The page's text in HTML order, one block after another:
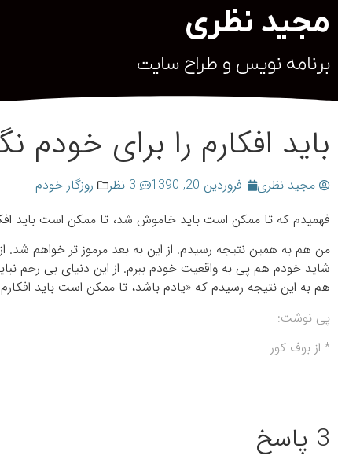
مجید نظری
برنامه نویس و طراح سایت
باید افکارم را برای خودم
مجید نظری فروردین 20, 1390 3 نظر
روزگار خودم
فهمیدم که تا ممکن است باید خاموش شد، تا ممکن است باید
من هم به همین نتیجه رسیدم. از این به بعد مرموز تر خواهم شد.
شاید خودم هم پی به واقعیت خودم ببرم. از این دنیای بی رحم
هم به این نتیجه رسیدم که «یادم باشد، تا ممکن است باید افکارم
پی نوشت:
* از بوف کور
3 پاسخ